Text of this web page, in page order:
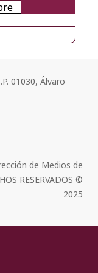
01030, Álvaro
de Medios de
RESERVADOS ©
2025